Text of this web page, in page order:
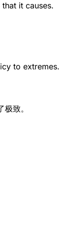
it causes.
to extremes.
致。